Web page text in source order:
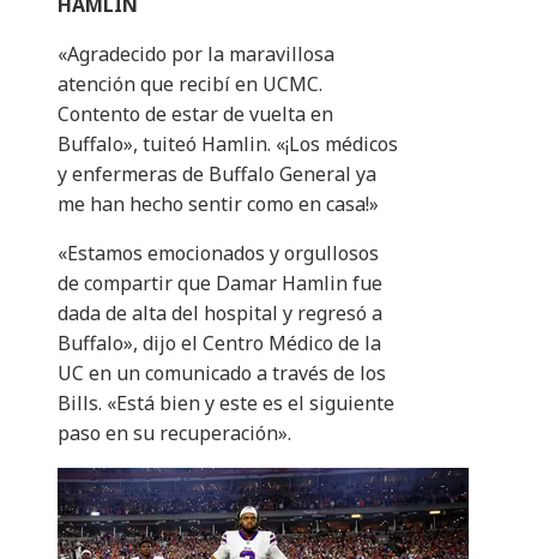
«Agradecido por la maravillosa
atención que recibí en UCMC.
Contento de estar de vuelta en
Buffalo», tuiteó Hamlin. «¡Los médicos
y enfermeras de Buffalo General ya
me han hecho sentir como en casa!»
«Estamos emocionados y orgullosos
de compartir que Damar Hamlin fue
dada de alta del hospital y regresó a
Buffalo», dijo el Centro Médico de la
UC en un comunicado a través de los
Bills. «Está bien y este es el siguiente
paso en su recuperación».